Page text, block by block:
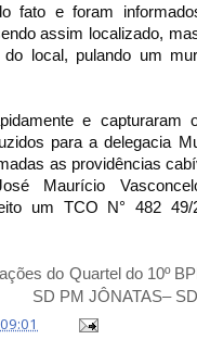
fato e foram
assim localizado,
local, pulando um
e capturaram
para a delegacia
as providências
Maurício
um TCO N° 482
do Quartel do 10º
PM JÔNATAS– SD
09:01